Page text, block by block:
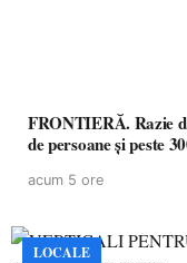
FRONTIERĂ. Razie
de persoane și peste
acum 5 ore
LOCALE